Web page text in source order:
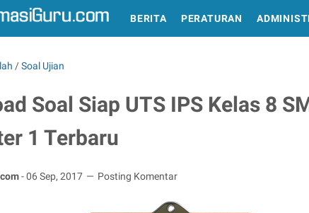
BERITA PERATURAN
/Soal Ujian
Soal Siap UTS IPS Kelas 8
1 Terbaru
-06 Sep, 2017 Posting Komentar